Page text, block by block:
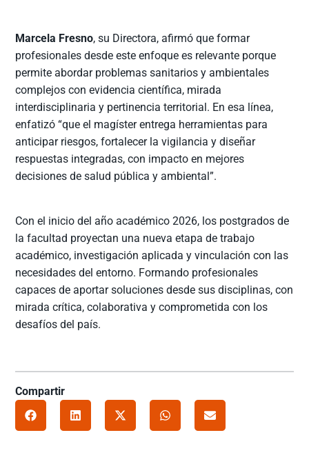
Marcela Fresno, su Directora, afirmó que formar
profesionales desde este enfoque es relevante porque
permite abordar problemas sanitarios y ambientales
complejos con evidencia científica, mirada
interdisciplinaria y pertinencia territorial. En esa línea,
enfatizó “que el magíster entrega herramientas para
anticipar riesgos, fortalecer la vigilancia y diseñar
respuestas integradas, con impacto en mejores
decisiones de salud pública y ambiental”.
Con el inicio del año académico 2026, los postgrados de
la facultad proyectan una nueva etapa de trabajo
académico, investigación aplicada y vinculación con las
necesidades del entorno. Formando profesionales
capaces de aportar soluciones desde sus disciplinas, con
mirada crítica, colaborativa y comprometida con los
desafíos del país.
Compartir